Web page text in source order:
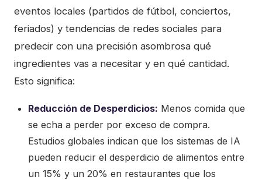
eventos locales (partidos de fútbol, conciertos,
feriados) y tendencias de redes sociales para
predecir con una precisión asombrosa qué
ingredientes vas a necesitar y en qué cantidad.
Esto significa:
Reducción de Desperdicios: Menos comida que
se echa a perder por exceso de compra.
Estudios globales indican que los sistemas de IA
pueden reducir el desperdicio de alimentos entre
un 15% y un 20% en restaurantes que los